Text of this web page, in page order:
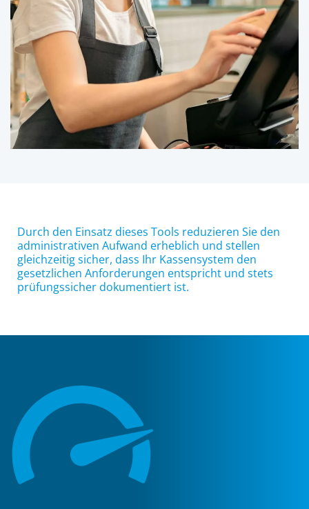
Durch den Einsatz dieses Tools reduzieren Sie den
administrativen Aufwand erheblich und stellen
gleichzeitig sicher, dass Ihr Kassensystem den
gesetzlichen Anforderungen entspricht und stets
prüfungssicher dokumentiert ist.